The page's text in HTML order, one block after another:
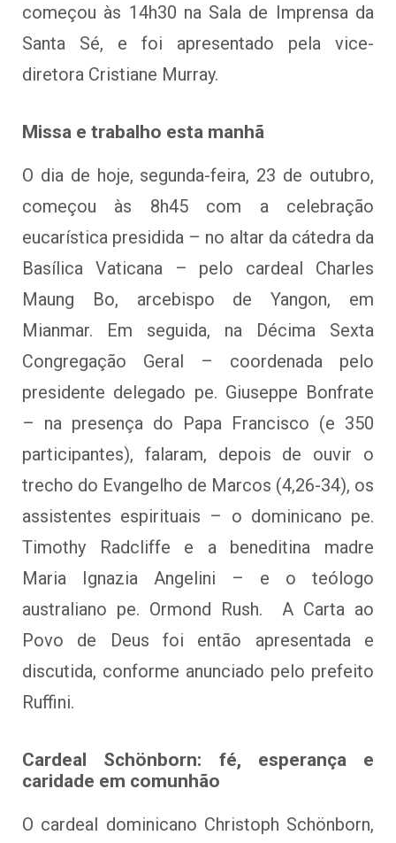
começou às 14h30 na Sala de Imprensa da
Santa Sé, e foi apresentado pela vice-
diretora Cristiane Murray.
Missa e trabalho esta manhã
O dia de hoje, segunda-feira, 23 de outubro,
começou às 8h45 com a celebração
eucarística presidida – no altar da cátedra da
Basílica Vaticana – pelo cardeal Charles
Maung Bo, arcebispo de Yangon, em
Mianmar. Em seguida, na Décima Sexta
Congregação Geral – coordenada pelo
presidente delegado pe. Giuseppe Bonfrate
– na presença do Papa Francisco (e 350
participantes), falaram, depois de ouvir o
trecho do Evangelho de Marcos (4,26-34), os
assistentes espirituais – o dominicano pe.
Timothy Radcliffe e a beneditina madre
Maria Ignazia Angelini – e o teólogo
australiano pe. Ormond Rush. A Carta ao
Povo de Deus foi então apresentada e
discutida, conforme anunciado pelo prefeito
Ruffini.
Cardeal Schönborn: fé, esperança e
caridade em comunhão
O cardeal dominicano Christoph Schönborn,